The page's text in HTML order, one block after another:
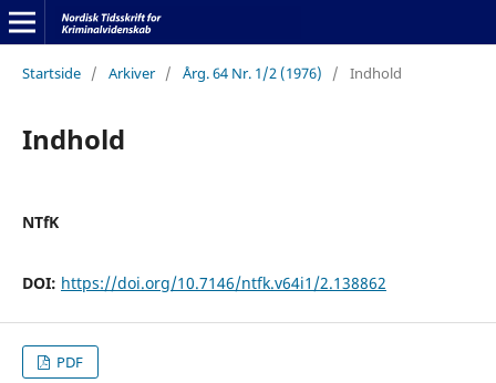
Startside / Arkiver / Årg. 64 Nr. 1/2 (1976) / Indhold
Indhold
NTfK
DOI: https://doi.org/10.7146/ntfk.v64i1/2.138862
PDF